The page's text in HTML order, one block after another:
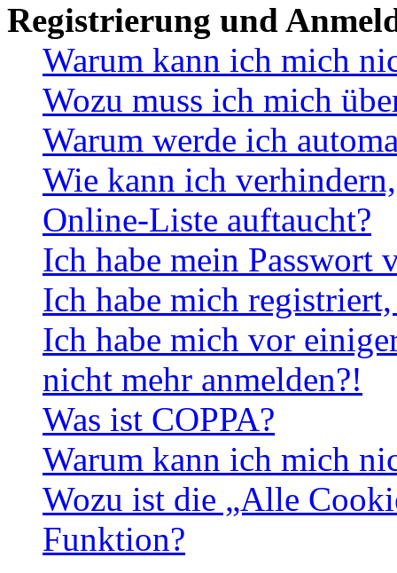
Registrierung und
Warum kann ich mich
Wozu muss ich mich
Warum werde ich
Wie kann ich
Online-Liste auftaucht?
Ich habe mein Passwort
Ich habe mich
Ich habe mich vor
nicht mehr anmelden?!
Was ist COPPA?
Warum kann ich mich
Wozu ist die „Alle
Funktion?